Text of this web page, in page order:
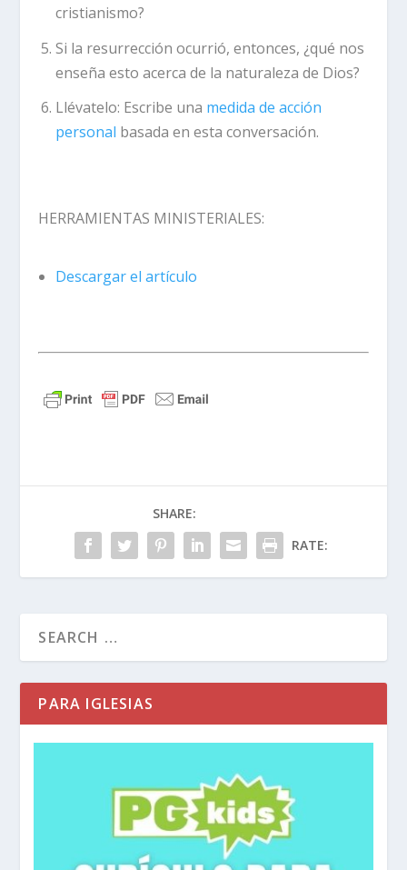
cristianismo?
Si la resurrección ocurrió, entonces, ¿qué nos
enseña esto acerca de la naturaleza de Dios?
Llévatelo: Escribe una medida de acción
personal basada en esta conversación.
HERRAMIENTAS MINISTERIALES:
Descargar el artículo
SHARE:
RATE:
PARA IGLESIAS